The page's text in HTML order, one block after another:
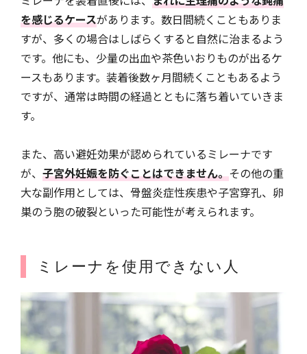
を感じるケースがあります。数日間続くこともありま
すが、多くの場合はしばらくすると自然に治まるよう
です。他にも、少量の出血や茶色いおりものが出るケ
ースもあります。装着後数ヶ月間続くこともあるよう
ですが、通常は時間の経過とともに落ち着いていきま
す。
また、高い避妊効果が認められているミレーナです
が、 子宮外妊娠を防ぐことはできません。その他の重
大な副作用としては、骨盤炎症性疾患や子宮穿孔、卵
巣のう胞の破裂といった可能性が考えられます。
ミレーナを使用できない人